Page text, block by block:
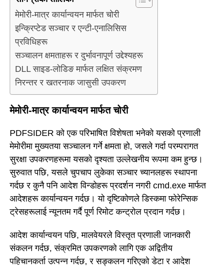
मेमोरी-मात्र कार्यान्वयन मार्फत चोरी
इन्क्रिप्टेड सञ्चार र एन्टी-एनालिसिस
प्रविधिहरू
सञ्चालन क्षमताहरू र दुर्भावनापूर्ण उद्देश्यहरू
DLL साइड-लोडिङ मार्फत लक्षित संक्रमण
निरन्तर र खतरनाक जासुसी उपकरण
मेमोरी-मात्र कार्यान्वयन मार्फत चोरी
PDFSIDER को एक परिभाषित विशेषता भनेको यसको प्रणाली
मेमोरीमा मुख्यतया सञ्चालन गर्ने क्षमता हो, जसले गर्दा परम्परागत
सुरक्षा उपकरणहरूमा यसको दृश्यता उल्लेखनीय रूपमा कम हुन्छ।
सुरुवात पछि, यसले चुपचाप लुकेका सञ्चार च्यानलहरू स्थापना
गर्दछ र कुनै पनि आदेश विन्डोहरू प्रदर्शन नगरी cmd.exe मार्फत
आदेशहरू कार्यान्वयन गर्दछ। यो दृष्टिकोणले डिस्कमा फोरेन्सिक
ट्रेसहरूलाई न्यूनतम गर्दै पूर्ण रिमोट कन्ट्रोल प्रदान गर्दछ।
आदेश कार्यान्वयन पछि, मालवेयरले विस्तृत प्रणाली जानकारी
संकलन गर्दछ, संक्रमित उपकरणको लागि एक अद्वितीय
पहिचानकर्ता उत्पन्न गर्दछ, र सङ्कलन गरिएको डेटा र आदेश